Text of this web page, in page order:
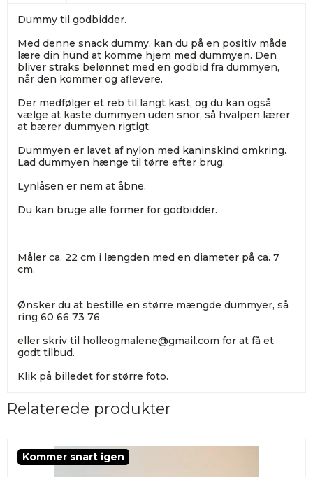
Dummy til godbidder.
Med denne snack dummy, kan du på en positiv måde
lære din hund at komme hjem med dummyen. Den
bliver straks belønnet med en godbid fra dummyen,
når den kommer og aflevere.
Der medfølger et reb til langt kast, og du kan også
vælge at kaste dummyen uden snor, så hvalpen lærer
at bærer dummyen rigtigt.
Dummyen er lavet af nylon med kaninskind omkring.
Lad dummyen hænge til tørre efter brug.
Lynlåsen er nem at åbne.
Du kan bruge alle former for godbidder.
Måler ca. 22 cm i længden med en diameter på ca. 7
cm.
Ønsker du at bestille en større mængde dummyer, så
ring 60 66 73 76
eller skriv til holleogmalene@gmail.com for at få et
godt tilbud.
Klik på billedet for større foto.
Relaterede produkter
Kommer snart igen